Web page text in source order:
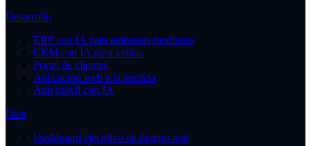
Desarrollo
ERP con IA para empresas medianas
CRM con IA para ventas
Portal de clientes
Aplicación web a la medida
App móvil con IA
Data
Dashboard ejecutivo en tiempo real